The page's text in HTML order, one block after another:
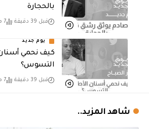
بالحجارة
قبل 39 دقيقة 7 مشاهدات
يوم جديد
كيف نحمي
التسوس؟
قبل 39 دقيقة 7 مشاهدات
شاهد المزيد..